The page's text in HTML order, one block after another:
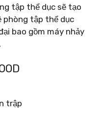
tập thể dục sẽ tạo
phòng tập thể dục
bao gồm máy nhảy
trập